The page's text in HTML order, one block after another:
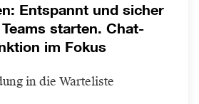
Entspannt und sicher
starten. Chat-
im Fokus
in die Warteliste